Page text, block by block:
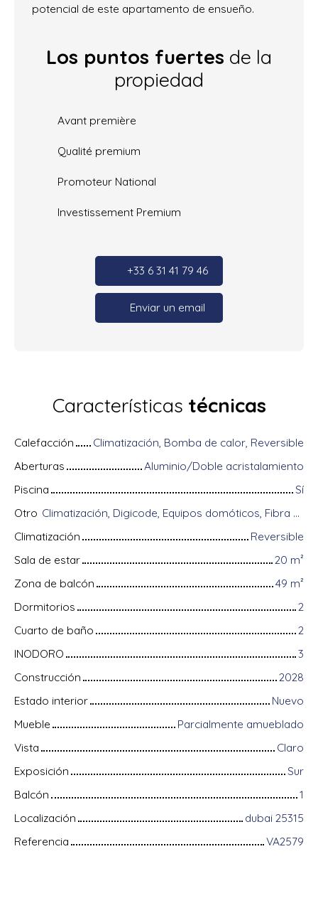
potencial de este apartamento de ensueño.
Los puntos fuertes de la
propiedad
Avant première
Qualité premium
Promoteur National
Investissement Premium
+33 6 31 41 79 46
Enviar un email
Características técnicas
Calefacción
Climatización, Bomba de calor, Reversible
Aberturas
Aluminio/Doble acristalamiento
Piscina
Sí
Otro
Climatización, Digicode, Equipos domóticos, Fibra óptica, Guardián, Almacenamiento de bicicletas, Portón motorizado, Puerta blindada, Sistema de alarma, Videófono
Climatización
Reversible
Sala de estar
20 m²
Zona de balcón
49 m²
Dormitorios
2
Cuarto de baño
2
INODORO
3
Construcción
2028
Estado interior
Nuevo
Mueble
Parcialmente amueblado
Vista
Claro
Exposición
Sur
Balcón
1
Localización
dubai 25315
Referencia
VA2579